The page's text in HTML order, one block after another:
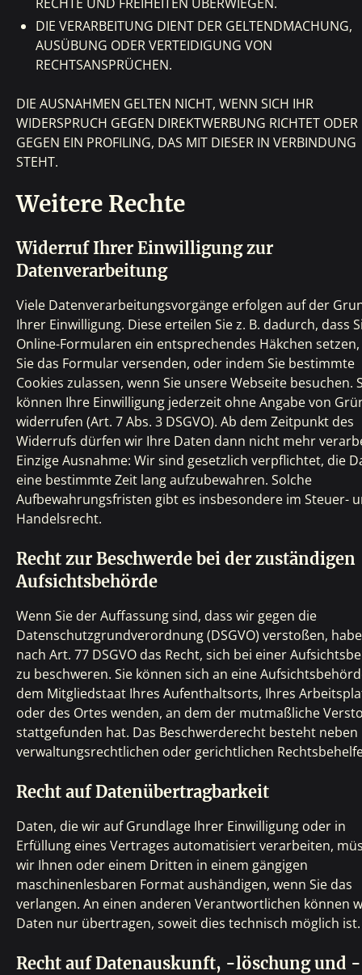
DIE VERARBEITUNG DIENT DER GELTENDMACHUNG,
AUSÜBUNG ODER VERTEIDIGUNG VON
RECHTSANSPRÜCHEN.
DIE AUSNAHMEN GELTEN NICHT, WENN SICH IHR
WIDERSPRUCH GEGEN DIREKTWERBUNG RICHTET ODER
GEGEN EIN PROFILING, DAS MIT DIESER IN VERBINDUNG
STEHT.
Weitere Rechte
Widerruf Ihrer Einwilligung zur
Datenverarbeitung
Viele Datenverarbeitungsvorgänge erfolgen auf der
Ihrer Einwilligung. Diese erteilen Sie z. B. dadurch, dass
Online-Formularen ein entsprechendes Häkchen
Sie das Formular versenden, oder indem Sie bestimmte
Cookies zulassen, wenn Sie unsere Webseite besuchen.
können Ihre Einwilligung jederzeit ohne Angabe von
widerrufen (Art. 7 Abs. 3 DSGVO). Ab dem Zeitpunkt des
Widerrufs dürfen wir Ihre Daten dann nicht mehr
Einzige Ausnahme: Wir sind gesetzlich verpflichtet, die
eine bestimmte Zeit lang aufzubewahren. Solche
Aufbewahrungsfristen gibt es insbesondere im Steuer-
Handelsrecht.
Recht zur Beschwerde bei der zuständigen
Aufsichtsbehörde
Wenn Sie der Auffassung sind, dass wir gegen die
Datenschutzgrundverordnung (DSGVO) verstoßen,
nach Art. 77 DSGVO das Recht, sich bei einer
zu beschweren. Sie können sich an eine
dem Mitgliedstaat Ihres Aufenthaltsorts, Ihres
oder des Ortes wenden, an dem der mutmaßliche
stattgefunden hat. Das Beschwerderecht besteht neben
verwaltungsrechtlichen oder gerichtlichen
Recht auf Datenübertragbarkeit
Daten, die wir auf Grundlage Ihrer Einwilligung oder in
Erfüllung eines Vertrages automatisiert verarbeiten,
wir Ihnen oder einem Dritten in einem gängigen
maschinenlesbaren Format aushändigen, wenn Sie das
verlangen. An einen anderen Verantwortlichen können
Daten nur übertragen, soweit dies technisch möglich ist.
Recht auf Datenauskunft, -löschung und -